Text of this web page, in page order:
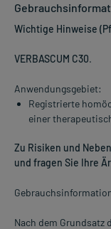
Wichtige Hinweise
VERBASCUM C30.
Anwendungsgebiet:
Registrierte
einer
Zu Risiken und
und fragen Sie Ihre
Nach dem Grundsatz